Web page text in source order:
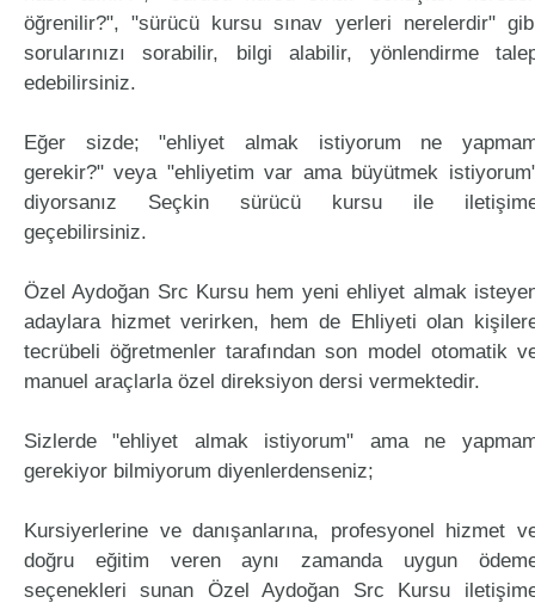
öğrenilir?", "sürücü kursu sınav yerleri nerelerdir"
sorularınızı sorabilir, bilgi alabilir, yönlendirme
edebilirsiniz.
Eğer sizde; "ehliyet almak istiyorum ne
gerekir?" veya "ehliyetim var ama büyütmek
diyorsanız Seçkin sürücü kursu ile
geçebilirsiniz.
Özel Aydoğan Src Kursu hem yeni ehliyet almak
adaylara hizmet verirken, hem de Ehliyeti olan
tecrübeli öğretmenler tarafından son model otomatik
manuel araçlarla özel direksiyon dersi vermektedir.
Sizlerde "ehliyet almak istiyorum" ama ne
gerekiyor bilmiyorum diyenlerdenseniz;
Kursiyerlerine ve danışanlarına, profesyonel hizmet
doğru eğitim veren aynı zamanda uygun
seçenekleri sunan Özel Aydoğan Src Kursu